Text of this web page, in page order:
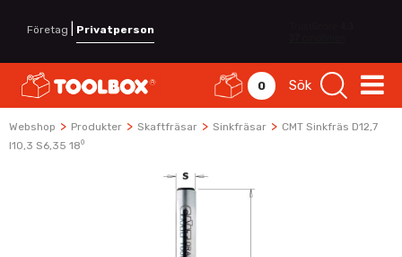
Företag Privatperson
0 Sök
Webshop > Produkter > Skaftfräsar > Sinkfräsar > CMT Sinkfräs D12,7
I10,3 S6,35 18⁰